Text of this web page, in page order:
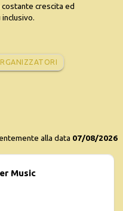
crescita ed
alla data 07/08/2026
Music